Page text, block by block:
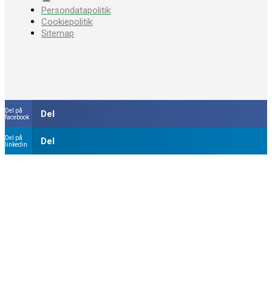
Persondatapolitik
Cookiepolitik
Sitemap
Del på
facebook
Del
Del på
linkedin
Del